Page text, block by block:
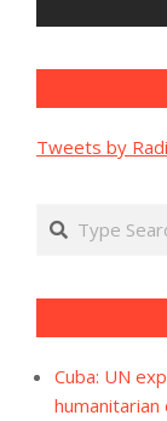
Tweets by
Search
Cuba: UN